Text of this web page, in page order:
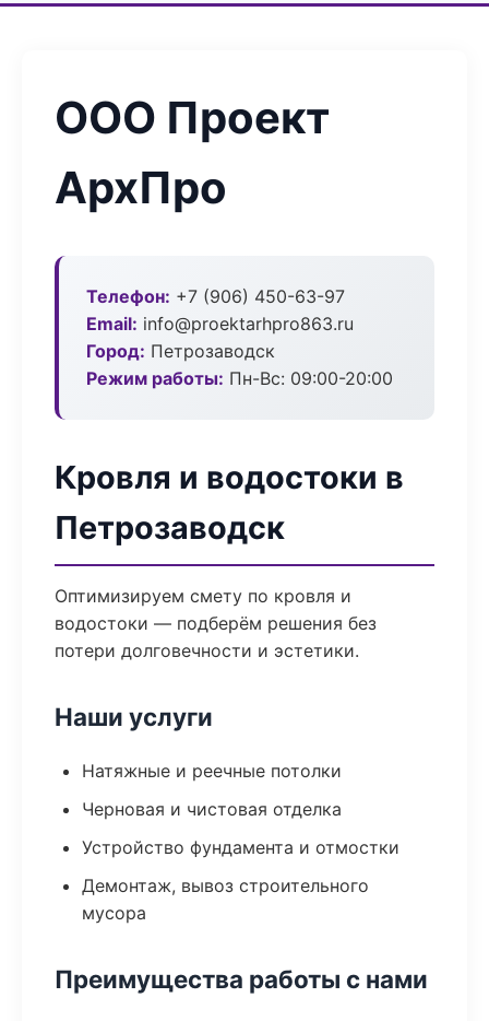
ООО Проект
АрхПро
Телефон: +7 (906) 450-63-97
Email: info@proektarhpro863.ru
Город: Петрозаводск
Режим работы: Пн-Вс: 09:00-20:00
Кровля и водостоки в
Петрозаводск
Оптимизируем смету по кровля и
водостоки — подберём решения без
потери долговечности и эстетики.
Наши услуги
Натяжные и реечные потолки
Черновая и чистовая отделка
Устройство фундамента и отмостки
Демонтаж, вывоз строительного
мусора
Преимущества работы с нами